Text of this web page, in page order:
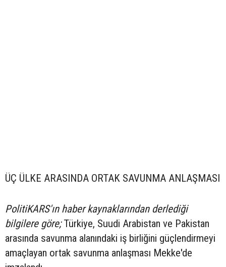
ÜÇ ÜLKE ARASINDA ORTAK SAVUNMA ANLAŞMASI
PolitiKARS'ın haber kaynaklarından derlediği
bilgilere göre;Türkiye, Suudi Arabistan ve Pakistan
arasında savunma alanındaki iş birliğini güçlendirmeyi
amaçlayan ortak savunma anlaşması Mekke'de